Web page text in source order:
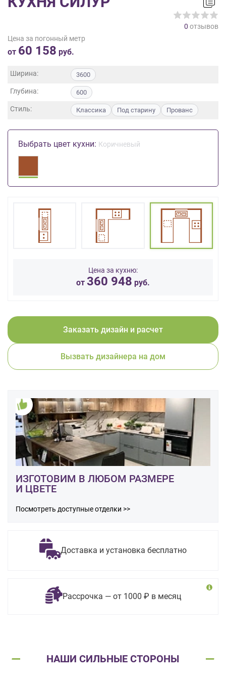
0 отзывов
Цена за погонный метр
от 60 158 руб.
Ширина: 3600
Глубина: 600
Стиль: Классика Под старину Прованс
Выбрать цвет кухни: Коричневый
Цена за кухню:
от 360 948 руб.
Заказать дизайн и расчет
Вызвать дизайнера на дом
ИЗГОТОВИМ В ЛЮБОМ РАЗМЕРЕ
И ЦВЕТЕ
Посмотреть доступные отделки >>
Доставка и установка бесплатно
Рассрочка — от 1000 ₽ в месяц
НАШИ СИЛЬНЫЕ СТОРОНЫ
данных ,
Согласие
обработку
данных
порядке
условиях
персональных